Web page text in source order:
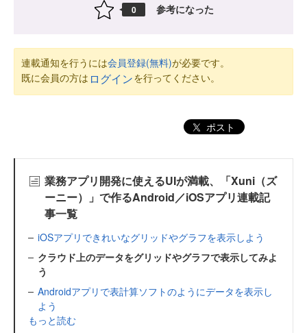
0 参考になった
連載通知を行うには会員登録(無料)が必要です。
既に会員の方は ログインを行ってください。
ポスト
業務アプリ開発に使えるUIが満載、「Xuni（ズ
ーニー）」で作るAndroid／iOSアプリ連載記
事一覧
iOSアプリできれいなグリッドやグラフを表示しよう
クラウド上のデータをグリッドやグラフで表示してみよ
う
Androidアプリで表計算ソフトのようにデータを表示し
よう
もっと読む